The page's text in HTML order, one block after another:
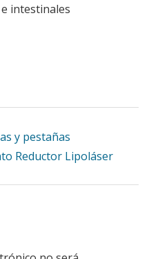
intestinales
y pestañas
Reductor Lipoláser